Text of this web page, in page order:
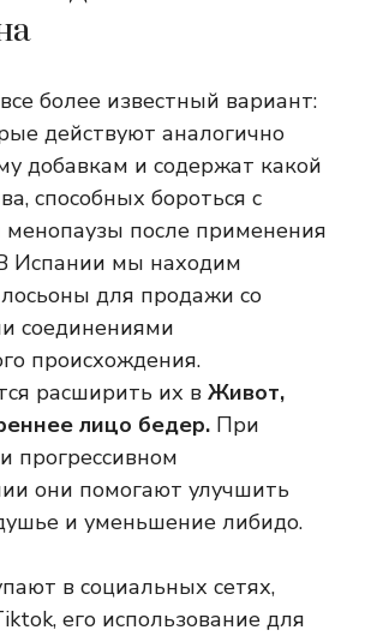
более известный вариант:
действуют аналогично
добавкам и содержат какой
способных бороться с
после применения
Испании мы находим
для продажи со
соединениями
происхождения.
расширить их в Живот,
лицо бедер. При
прогрессивном
они помогают улучшить
и уменьшение либидо.
в социальных сетях,
его использование для